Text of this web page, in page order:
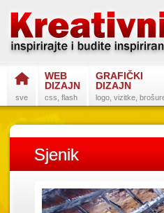
sve
WEB
DIZAJN
css, flash
GRAFIČKI
DIZAJN
logo, vizitke,
Sjenik